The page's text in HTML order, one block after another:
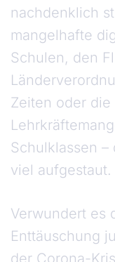
nachdenklich
mangelhafte
Schulen, den
Zeiten oder
Schulklassen
viel aufgestaut.
Verwundert es
Enttäuschung